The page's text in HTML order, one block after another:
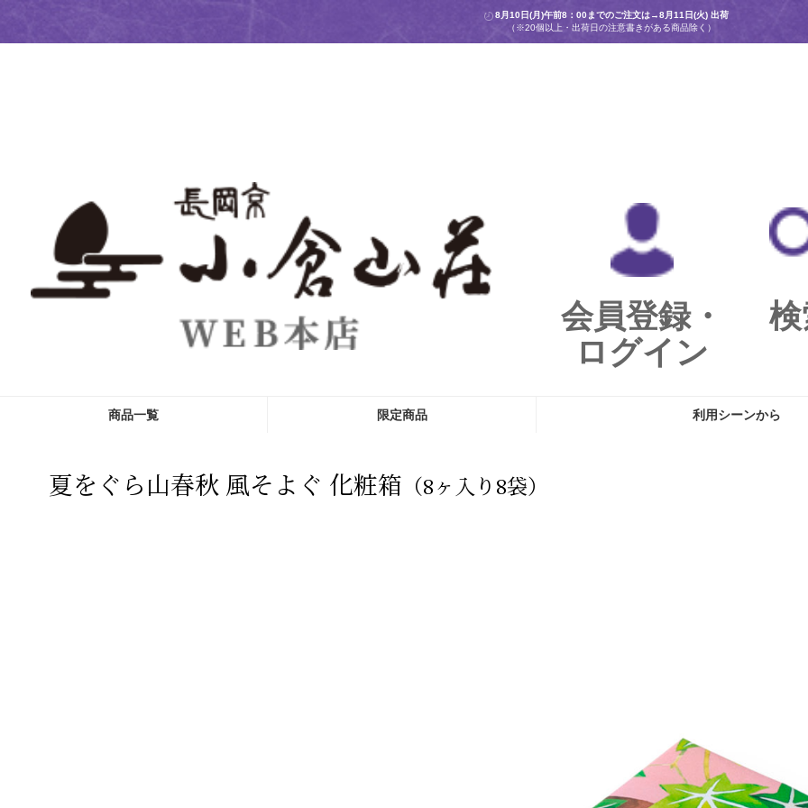
8月10日(月)午前8：00までのご注文は→8月11日(火) 出荷
（※20個以上・出荷日の注意書きがある商品除く）
会員登録・
ログイン
商品一覧 限定商品 利用シーンから
夏をぐら山春秋 風そよぐ 化粧箱 （8ヶ入り8袋）